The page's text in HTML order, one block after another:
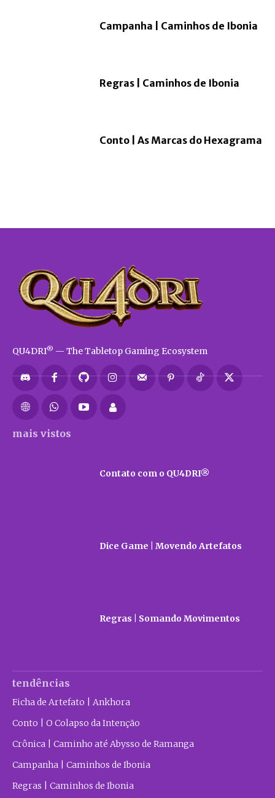
Campanha | Caminhos de Ibonia
Regras | Caminhos de Ibonia
Conto | As Marcas do Hexagrama
QU4DRI® — The Tabletop Gaming Ecosystem
mais vistos
Contato com o QU4DRI®
Dice Game | Movendo Artefatos
Regras | Somando Movimentos
tendências
Ficha de Artefato | Ankhora
Conto | O Colapso da Intenção
Crônica | Caminho até Abysso de Ramanga
Campanha | Caminhos de Ibonia
Regras | Caminhos de Ibonia